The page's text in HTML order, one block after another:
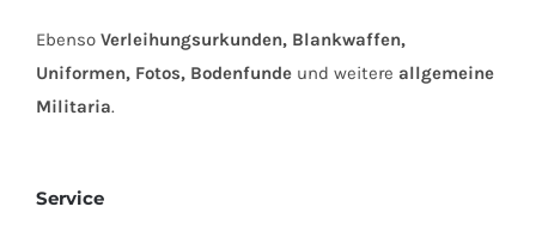
Ebenso Verleihungsurkunden, Blankwaffen,
Uniformen, Fotos, Bodenfunde und weitere allgemeine
Militaria.
Service